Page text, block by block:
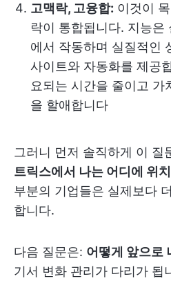
고맥락, 고융합: 이것이
락이 통합됩니다. 지능은
에서 작동하며 실질적인
사이트와 자동화를 제공
요되는 시간을 줄이고 가
을 할애합니다
그러니 먼저 솔직하게 이 질
트릭스에서 나는 어디에 위
부분의 기업들은 실제보다
합니다.
다음 질문은: 어떻게 앞으로
기서 변화 관리가 다리가 됩